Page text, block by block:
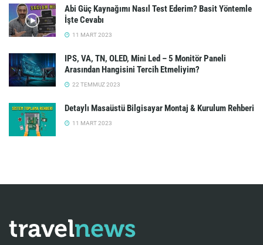
Abi Güç Kaynağımı Nasıl Test Ederim? Basit Yöntemle
İşte Cevabı
11 MART 2023
IPS, VA, TN, OLED, Mini Led – 5 Monitör Paneli
Arasından Hangisini Tercih Etmeliyim?
22 TEMMUZ 2023
Detaylı Masaüstü Bilgisayar Montaj & Kurulum Rehberi
11 MART 2023